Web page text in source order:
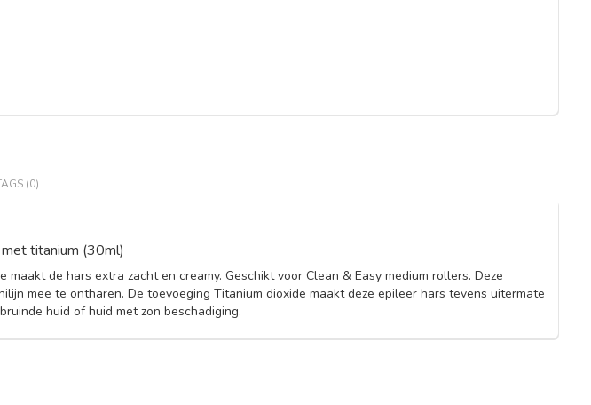
(0)
titanium (30ml)
de hars extra zacht en creamy. Geschikt voor Clean & Easy medium rollers. Deze
mee te ontharen. De toevoeging Titanium dioxide maakt deze epileer hars tevens uitermate
huid of huid met zon beschadiging.